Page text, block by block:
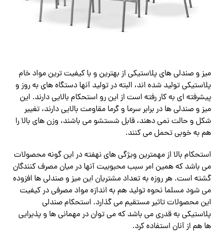
میز و صندلی های پلاستیکی از بهترین و با کیفیت ترین مواد خام
پلاستیکی تولید شده اند، البته در تولید آنها دستگاه های به روز و
پیشرفته ای به کار رفته است از این رو استحکام بالایی دارند. این
میز و صندلی ها در برابر سرما و گرما مقاومت بالایی دارند، تغییر
شکل و حالت نمی دهند، قابل شستشو می باشند، وزن های بالا را
هم به خوبی تحمل می کنند.
استحکام بالا از مهمترین ویژگی های نهفته در این گونه محصولات
می باشد که همین امر سبب محبوبیت آنها در میان مصرف کنندگان
گشته است. هر روزه به تعداد مشتریان این میز و صندلی ها افزوده
می شود مسلما نحوه تولید هم به اندازه مواد مصرفی در کیفیت
این محصولات تاثیر مستقیم می گذارد. استحکام صندلی
پلاستیکی به قدری می باشد که می توان در مهمانی ها و پذیرایی
ها هم از آنان استفاده کرد.